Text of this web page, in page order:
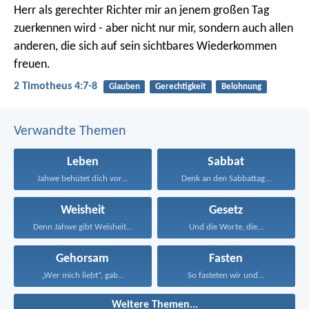
Herr als gerechter Richter mir an jenem großen Tag
zuerkennen wird - aber nicht nur mir, sondern auch allen
anderen, die sich auf sein sichtbares Wiederkommen
freuen.
2 Timotheus 4:7-8 Glauben Gerechtigkeit Belohnung
Verwandte Themen
Leben
Jahwe behütet dich vor...
Sabbat
Denk an den Sabbattag...
Weisheit
Denn Jahwe gibt Weisheit...
Gesetz
Und die Worte, die...
Gehorsam
„Wer mich liebt“, gab...
Fasten
So fasteten wir und...
Weitere Themen...